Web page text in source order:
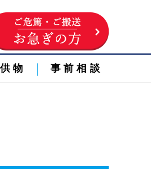
物 事前相談